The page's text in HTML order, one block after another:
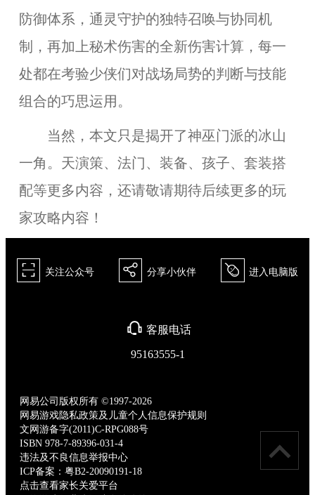
防御体系，通灵守护的独特召唤与协同机
制，再加上秘术伤害的全新伤害计算，每一
处都在考验少侠们对战场局势的判断与技能
组合的巧思运用。
当然，本文只是揭开了神巫门派的冰山
一角。天演策、法门、装备、孩子、套装搭
配等更多内容，还请敬请期待后续更多的玩
家攻略内容！
򰀁 关注公众号 򰀂 分享小伙伴 򰀄 进入电脑版
򰀃 客服电话
95163555-1
网易公司版权所有 ©1997-2026
网易游戏隐私政策及儿童个人信息保护规则
文网游备字(2011)C-RPG088号
ISBN 978-7-89396-031-4
违法及不良信息举报中心
ICP备案：粤B2-20090191-18
点击查看家长关爱平台